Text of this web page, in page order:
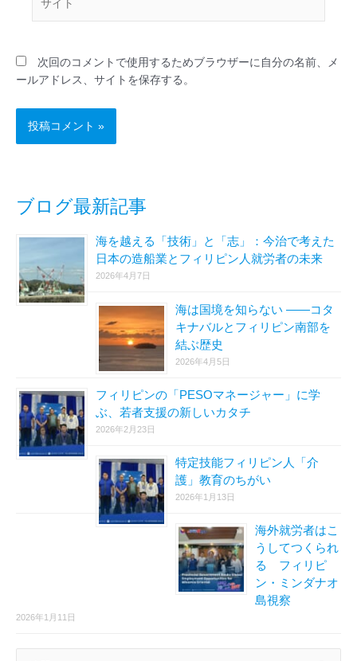
次回のコメントで使用するためブラウザーに自分の名前、メ
ールアドレス、サイトを保存する。
ブログ最新記事
海を越える「技術」と「志」：今治で考えた
日本の造船業とフィリピン人就労者の未来
2026年4月7日
海は国境を知らない ――コタ
キナバルとフィリピン南部を
結ぶ歴史
2026年4月5日
フィリピンの「PESOマネージャー」に学
ぶ、若者支援の新しいカタチ
2026年2月23日
特定技能フィリピン人「介
護」教育のちがい
2026年1月13日
海外就労者はこ
うしてつくられ
る フィリピ
ン・ミンダナオ
島視察
2026年1月11日